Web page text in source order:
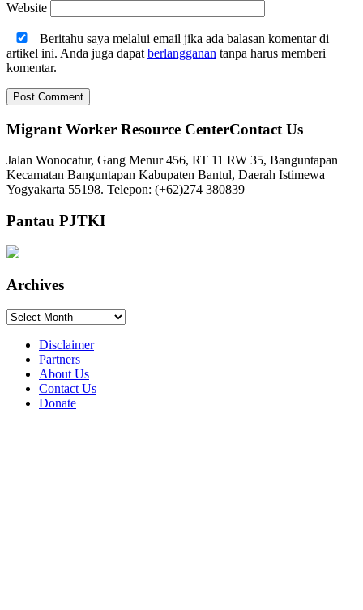
Website
Beritahu saya melalui email jika ada balasan komentar di
artikel ini. Anda juga dapat berlangganan tanpa harus memberi
komentar.
Migrant Worker Resource CenterContact Us
Jalan Wonocatur, Gang Menur 456, RT 11 RW 35, Banguntapan
Kecamatan Banguntapan Kabupaten Bantul, Daerah Istimewa
Yogyakarta 55198. Telepon: (+62)274 380839
Pantau PJTKI
Archives
Archives
Disclaimer
Partners
About Us
Contact Us
Donate